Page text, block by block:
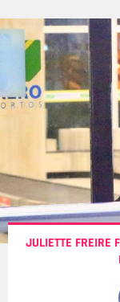
JULIETTE FREIRE